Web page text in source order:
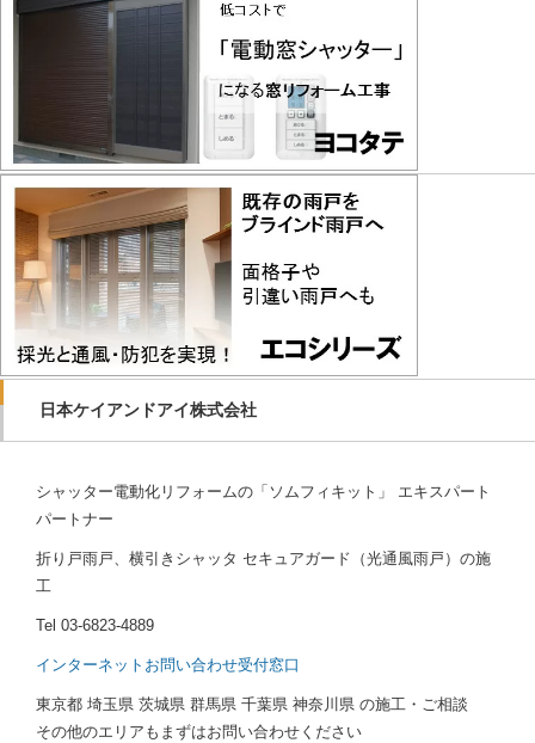
日本ケイアンドアイ株式会社
シャッター電動化リフォームの「ソムフィキット」 エキスパート
パートナー
折り戸雨戸、横引きシャッタ セキュアガード（光通風雨戸）の施
工
Tel 03-6823-4889
インターネットお問い合わせ受付窓口
東京都 埼玉県 茨城県 群馬県 千葉県 神奈川県 の施工・ご相談
その他のエリアもまずはお問い合わせください